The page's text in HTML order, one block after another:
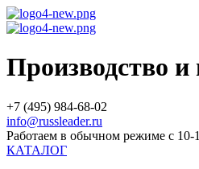
Производство
+7 (495) 984-68-02
info@russleader.ru
Работаем в обычном режиме с
КАТАЛОГ